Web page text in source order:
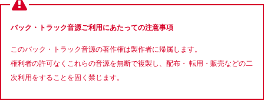
バック・トラック音源ご利用にあたっての注意事項
このバック・トラック音源の著作権は製作者に帰属します。
権利者の許可なくこれらの音源を無断で複製し、配布・ 転用・販売などの二
次利用をすることを固く禁じます。